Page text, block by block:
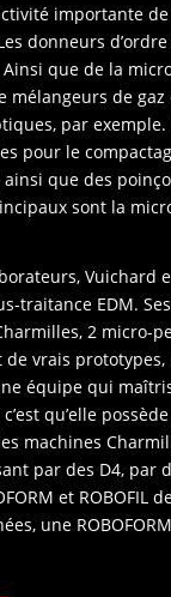
importante
donneurs
que de la
mélangeurs de
par exemple.
pour le
que des
sont la
Vuichard
traitance EDM.
2 micro-
vrais prototypes,
équipe qui
qu’elle
machines
par des D4, par
et ROBOFIL
une